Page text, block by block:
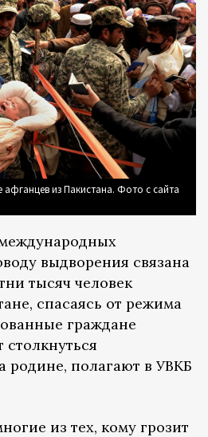
из Пакистана. Фото с сайта
выдворения связана
тысяч человек
спасаясь от режима
граждане
родине, полагают в УВКБ
из тех, кому грозит